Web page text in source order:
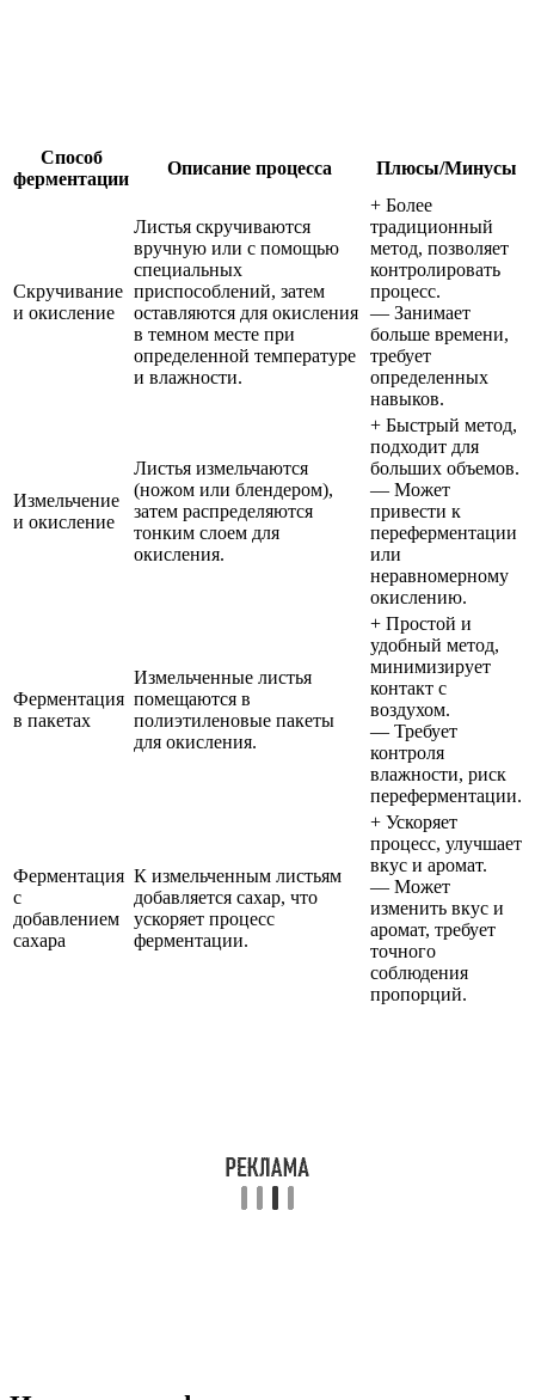
Способ
ферментации
Описание процесса Плюсы/Минусы
Скручивание
и окисление
Листья скручиваются
вручную или с помощью
специальных
приспособлений, затем
оставляются для окисления
в темном месте при
определенной температуре
и влажности.
+ Более
традиционный
метод, позволяет
контролировать
процесс.
— Занимает
больше времени,
требует
определенных
навыков.
Измельчение
и окисление
Листья измельчаются
(ножом или блендером),
затем распределяются
тонким слоем для
окисления.
+ Быстрый метод,
подходит для
больших объемов.
— Может
привести к
переферментации
или
неравномерному
окислению.
Ферментация
в пакетах
Измельченные листья
помещаются в
полиэтиленовые пакеты
для окисления.
+ Простой и
удобный метод,
минимизирует
контакт с
воздухом.
— Требует
контроля
влажности, риск
переферментации.
Ферментация
с
добавлением
сахара
К измельченным листьям
добавляется сахар, что
ускоряет процесс
ферментации.
+ Ускоряет
процесс, улучшает
вкус и аромат.
— Может
изменить вкус и
аромат, требует
точного
соблюдения
пропорций.